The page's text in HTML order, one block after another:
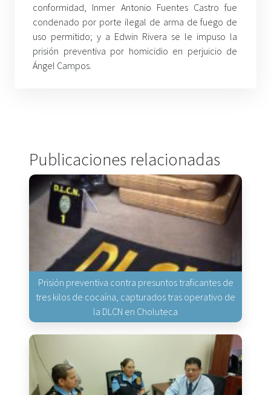
conformidad, Inmer Antonio Fuentes Castro fue
condenado por porte ilegal de arma de fuego de
uso permitido; y a Edwin Rivera se le impuso la
prisión preventiva por homicidio en perjuicio de
Ángel Campos.
Publicaciones relacionadas
Prisión preventiva contra presuntos traficantes de
tres kilos de cocaína, capturados tras operativo de
la DLCN en Choluteca